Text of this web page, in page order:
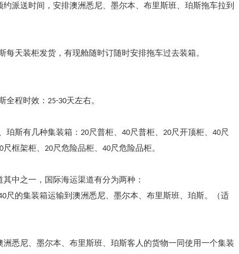
派送时间，安排澳洲悉尼、墨尔本、布里斯班、珀斯拖车拉到
天装柜发货，有现舱随时订随时安排拖车过去装箱。
全程时效： 25-30天左右。
珀斯有几种集装箱： 20尺普柜、 40尺普柜、 20尺开顶柜、 40尺
尺框架柜、 20尺危险品柜、 40尺危险品柜。
中之一，国际海运渠道有分为两种：
尺的集装箱运输到澳洲悉尼、墨尔本、布里斯班、珀斯。（适
悉尼、墨尔本、布里斯班、珀斯客人的货物一同使用一个集装